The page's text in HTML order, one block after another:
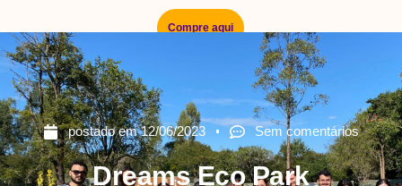
Compre aqui
postado em 12/06/2023 Sem comentários
Dreams Eco Park